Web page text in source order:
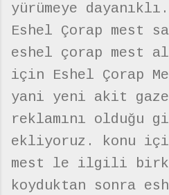
yürümeye dayanıklı.
Eshel Çorap mest
eshel çorap mest
için Eshel Çorap
yani yeni akit
reklamını olduğu
ekliyoruz. konu
mest le ilgili
koyduktan sonra